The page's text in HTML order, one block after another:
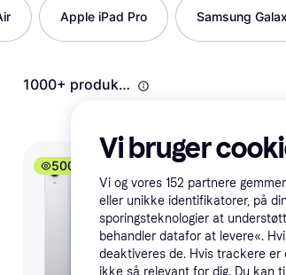
Apple iPad Pro Samsung
1000+ produkter
500+
Vi bruger
Vi og vores 152 partnere
eller unikke identifikatorer, på
sporingsteknologier at
behandler datafor at levere«.
deaktiveres de. Hvis trackere er
ikke så relevant for dig. Du kan